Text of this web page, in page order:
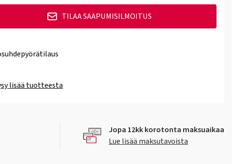
TILAA SAAPUMISILMOITUS
lisää tuotteesta
Jopa 12kk korotonta maksuaikaa
Lue lisää maksutavoista